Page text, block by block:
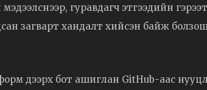
гуравдагч этгээдийн
загварт хандалт хийсэн байж
дээрх бот ашиглан GitHub-аас